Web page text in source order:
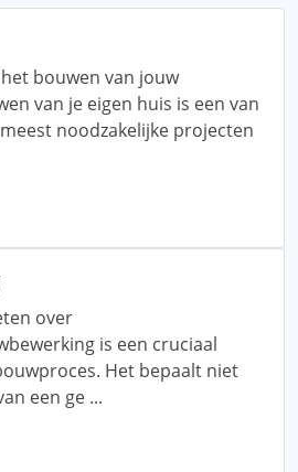
bouwen van jouw
van je eigen huis is een van
noodzakelijke projecten
over
is een cruciaal
Het bepaalt niet
een ge ...